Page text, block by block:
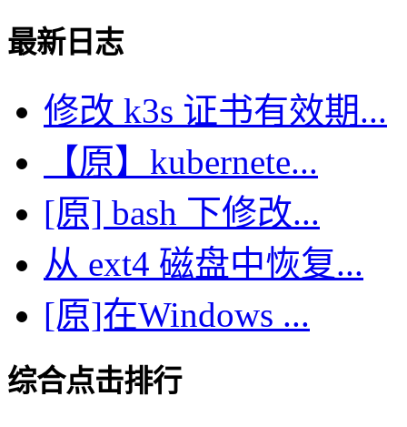
最新日志
修改 k3s 证书有效期...
【原】kubernete...
[原] bash 下修改...
从 ext4 磁盘中恢复...
[原]在Windows ...
综合点击排行